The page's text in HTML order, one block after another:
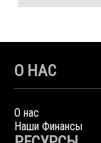
О НАС
О нас
Наши Финансы